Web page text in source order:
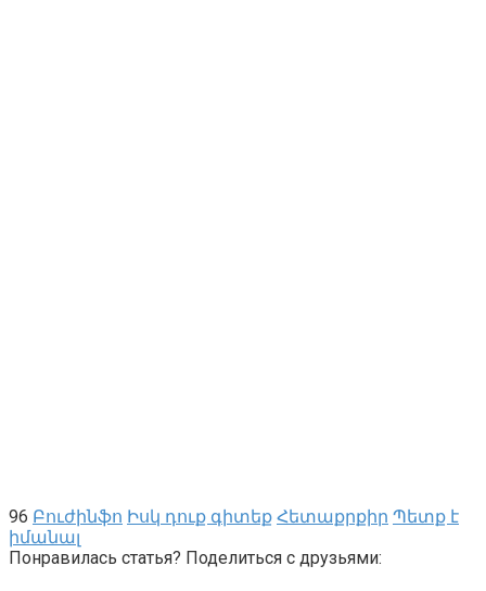
96 Բուժինֆո Իսկ դուք գիտեք Հետաքրքիր Պետք է
իմանալ
Понравилась статья? Поделиться с друзьями: